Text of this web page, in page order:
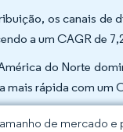
os canais de
a um CAGR de
do Norte
mais rápida com um
de mercado